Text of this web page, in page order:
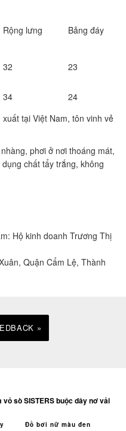
Rộng lưng Bảng đáy
32 23
34
24
tại Việt Nam, tôn vinh vẻ
phơi ở nơi thoáng mát,
chất tẩy trắng, không
Hộ kinh doanh Trương Thị
Quận Cẩm Lệ, Thành
»
sò SISTERS buộc dây nơ vải
Đồ bơi nữ màu đen